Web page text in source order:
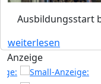
Ausbildungsstart
weiterlesen
Anzeige